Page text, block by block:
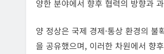
양한 분야에서 향후 협력의 방향과
양 정상은 국제 경제·통상 환경의
을 공유했으며, 이러한 차원에서 향